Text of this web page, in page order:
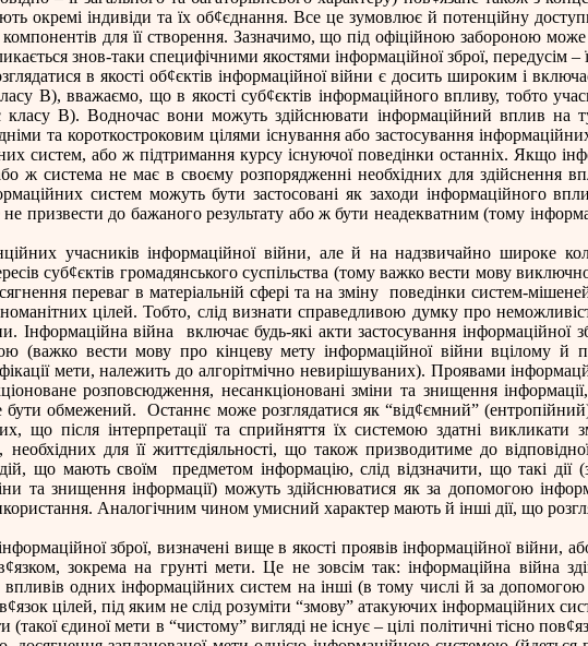
окремі індивіди та їх об¢єднання. Все це зумовлює й потенційну
компонентів для її створення. Зазначимо, що під офіційною забороною
знов-таки специфічними якостями інформаційної зброї, передусім –
в якості об¢єктів інформаційної війни є досить широким і
В), вважаємо, що в якості суб¢єктів інформаційного впливу, тобто
класу В). Водночас вони можуть здійснювати інформаційний вплив
та короткостроковим цілями існування або застосування
систем, або ж підтримання курсу існуючої поведінки останніх. Якщо
ж система не має в своєму розпорядженні необхідних для здійснення
систем можуть бути застосовані як заходи інформаційного
призвести до бажаного результату або ж бути неадекватним (тому
учасників інформаційної війни, але й на надзвичайно широке
суб¢єктів громадянського суспільства (тому важко вести мову
переваг в матеріальній сфері та на зміну поведінки систем-
цілей. Тобто, слід визнати справедливою думку про
Інформаційна війна
включає будь-які акти застосування інформаційної
(важко вести мову про кінцеву мету інформаційної війни вцілому й
мети, належить до алгорітмічно невирішуваних). Проявами
розповсюдження, несанкціоновані зміни та знищення
бути обмежений.
Останнє може розглядатися як “від¢ємний”
що після інтерпретації та сприйняття їх системою здатні
для її життєдіяльності, що також призводитиме до
що мають своїм
предметом інформацію, слід відзначити, що такі дії
та знищення інформації) можуть здійснюватися як за допомогою
Аналогічним чином умисний характер мають й інші дії, що
зброї, визначені вище в якості проявів інформаційної війни,
¢язком, зокрема на грунті мети. Це не зовсім так: інформаційна війна
одних інформаційних систем на інші (в тому числі й за
¢язок цілей, під яким не слід розуміти “змову” атакуючих інформаційних
єдиної мети в “чистому” вигляді не існує – цілі політичні тісно пов¢